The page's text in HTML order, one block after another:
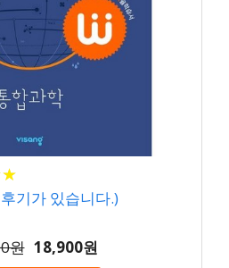
★
★
기가 있습니다.)
원 18,900원